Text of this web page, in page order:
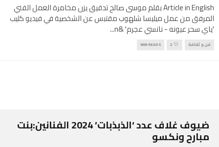
Article in English بقلم موسى صالح تدقيق يزن مخامرة العمل الفني
المرفق من عمل ميليسا شلهوب مقتبس عن الشخصية في فيديو كليب
'ياي سحر عيونه - نانسي عجرم' &n ...
فن و ثقافة 2
5 MIN READ
ضيوف غلاف عدد ‘الذبذبات’ 2024 الفنانين:بنت
مبارح ونكسو